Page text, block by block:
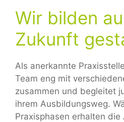
Wir bilden
Zukunft
Als anerkannte
Team eng mit
zusammen und begleitet
ihrem Ausbildungsweg.
Praxisphasen erhalten